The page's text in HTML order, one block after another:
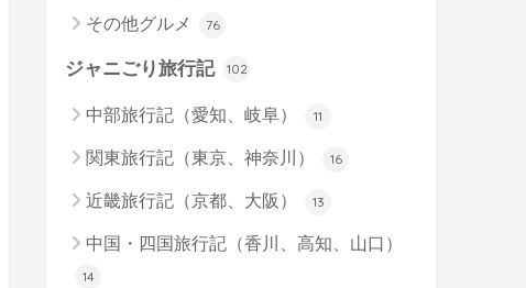
その他グルメ 76
ジャニごり旅行記 102
中部旅行記（愛知、岐阜） 11
関東旅行記（東京、神奈川） 16
近畿旅行記（京都、大阪） 13
中国・四国旅行記（香川、高知、山口）
14